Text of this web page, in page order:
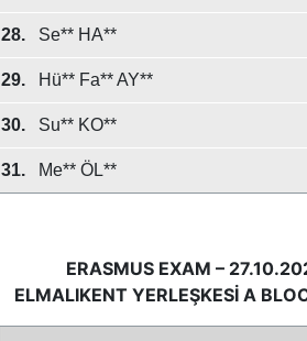
28. Se** HA**
29. Hü** Fa** AY**
30. Su** KO**
31. Me** ÖL**
ERASMUS EXAM –
ELMALIKENT YERLEŞKESİ A